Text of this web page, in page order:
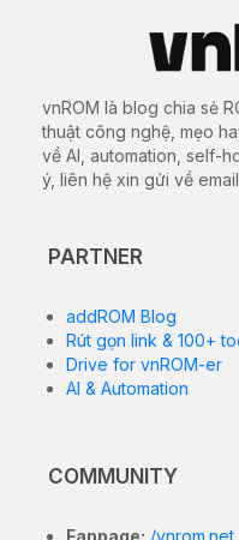
APPLE THỦ THUẬT
Hướng dẫn cài
04/01/2025
Adobe After Effects
phần mềm hiệu ứng
hàng đầu thế giới,
trang bịAI tiên tiến